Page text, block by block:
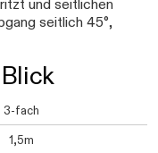
und seitlichen
seitlich 45°,
3-fach
1,5m